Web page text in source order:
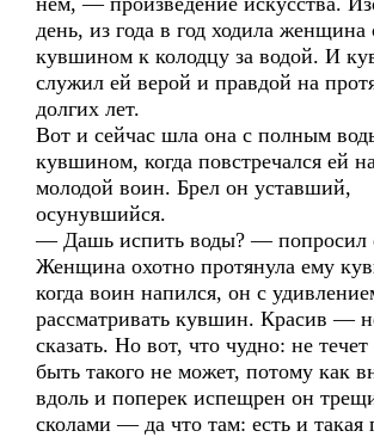
день, из года в год ходила женщина
кувшином к колодцу за водой. И
служил ей верой и правдой на
долгих лет.
Вот и сейчас шла она с полным
кувшином, когда повстречался ей
молодой воин. Брел он уставший,
осунувшийся.
— Дашь испить воды? — попросил
Женщина охотно протянула ему
когда воин напился, он с
рассматривать кувшин. Красив —
сказать. Но вот, что чудно: не
быть такого не может, потому как
вдоль и поперек испещрен он
сколами — да что там: есть и такая